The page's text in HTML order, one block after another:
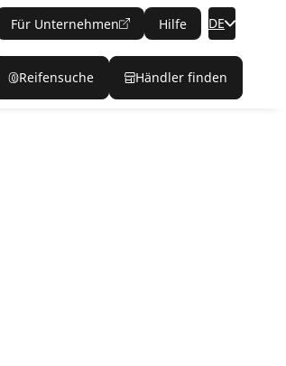
Für Unternehmen Hilfe DE
Reifensuche Händler finden